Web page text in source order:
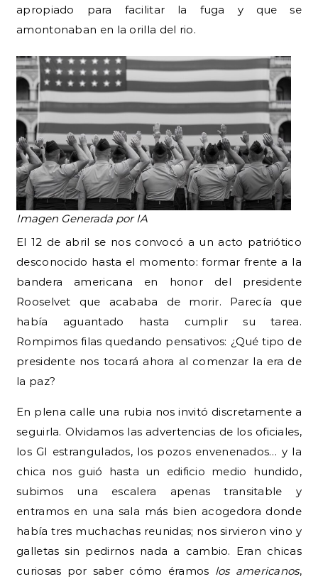
apropiado para facilitar la fuga y que se
amontonaban en la orilla del rio.
Imagen Generada por IA
El 12 de abril se nos convocó a un acto patriótico
desconocido hasta el momento: formar frente a la
bandera americana en honor del presidente
Rooselvet que acababa de morir. Parecía que
había aguantado hasta cumplir su tarea.
Rompimos filas quedando pensativos: ¿Qué tipo de
presidente nos tocará ahora al comenzar la era de
la paz?
En plena calle una rubia nos invitó discretamente a
seguirla. Olvidamos las advertencias de los oficiales,
los GI estrangulados, los pozos envenenados… y la
chica nos guió hasta un edificio medio hundido,
subimos una escalera apenas transitable y
entramos en una sala más bien acogedora donde
había tres muchachas reunidas; nos sirvieron vino y
galletas sin pedirnos nada a cambio. Eran chicas
curiosas por saber cómo éramos los americanos,